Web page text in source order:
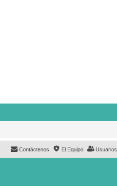
Usuarios
El Equipo
Contáctenos